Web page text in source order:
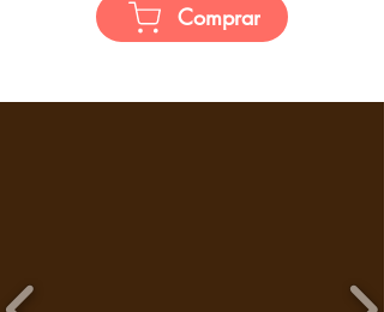
Comprar